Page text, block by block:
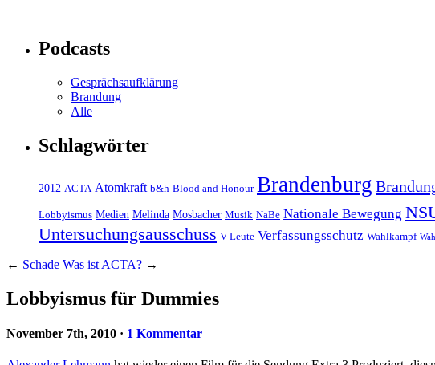
Podcasts
Gesprächsaufklärung
Brandung
Alle
Schlagwörter
2012 ACTA Atomkraft b&h Blood and Honour Brandenburg
Lobbyismus Medien Melinda Mosbacher Musik NaBe Nationale Bewegung
Untersuchungsausschuss V-Leute Verfassungsschutz Wahlkampf
← Schade Was ist ACTA? →
Lobbyismus für Dummies
November 7th, 2010 · 1 Kommentar